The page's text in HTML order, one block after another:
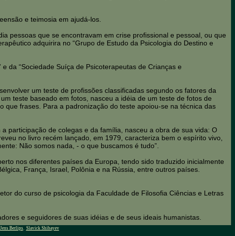
e teimosia em ajudá-los.
pessoas que se encontravam em crise profissional e pessoal, ou que
adquirira no “Grupo de Estudo da Psicologia do Destino e
da “Sociedade Suíça de Psicoterapeutas de Crianças e
um teste de profissões classificadas segundo os fatores da
teste baseado em fotos, nasceu a idéia de um teste de fotos de
frases. Para a padronização do teste apoiou-se na técnica das
participação de colegas e da família, nasceu a obra de sua vida: O
no livro recém lançado, em 1979, caracteriza bem o espírito vivo,
Não somos nada, - o que buscamos é tudo”.
nos diferentes países da Europa, tendo sido traduzido inicialmente
França, Israel, Polônia e na Rússia, entre outros países.
do curso de psicologia da Faculdade de Filosofia Ciências e Letras
e seguidores de suas idéias e de seus ideais humanistas.
Jens Berlips, Slavick Shibayev